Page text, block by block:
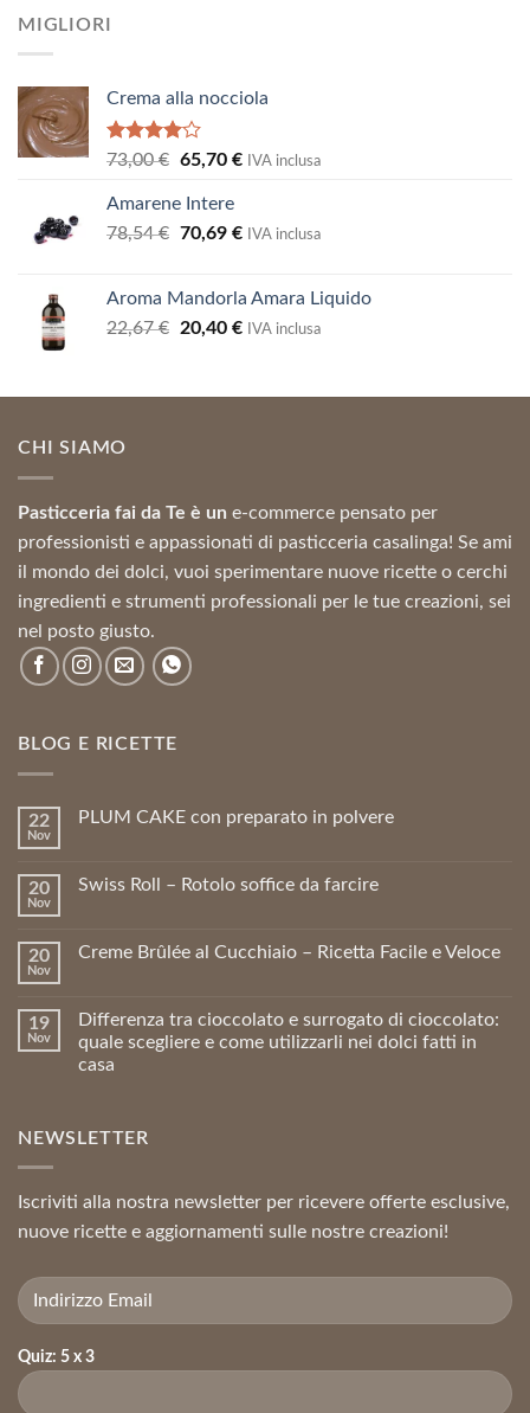
MIGLIORI
Crema alla nocciola
Valutato
5
73,00€ Il
originale
era:
65,70 €Il
è:
IVA inclusa
Amarene Intere
78,54€ Il
era:
78,54 €.
70,69 €Il
è:
70,69 €.
IVA inclusa
Aroma Mandorla Amara Liquido
22,67€
Il
era:
20,40 €Il
è:
IVA inclusa
CHI SIAMO
Pasticceria fai da Te è un e-commerce pensato per
professionisti e appassionati di pasticceria casalinga! Se ami
il mondo dei dolci, vuoi sperimentare nuove ricette o cerchi
ingredienti e strumenti professionali per le tue creazioni, sei
nel posto giusto.
BLOG E RICETTE
22
Nov
PLUM CAKE con preparato in polvere
20
Nov
Swiss Roll – Rotolo soffice da farcire
20
Nov
Creme Brûlée al Cucchiaio – Ricetta Facile e Veloce
19
Nov
Differenza tra cioccolato e surrogato di cioccolato:
quale scegliere e come utilizzarli nei dolci fatti in
casa
NEWSLETTER
Iscriviti alla nostra newsletter per ricevere offerte esclusive,
nuove ricette e aggiornamenti sulle nostre creazioni!
Quiz: 5 x 3